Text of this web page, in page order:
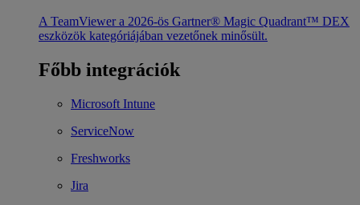
A TeamViewer a 2026-ös Gartner® Magic Quadrant™ DEX
eszközök kategóriájában vezetőnek minősült.
Főbb integrációk
Microsoft Intune
ServiceNow
Freshworks
Jira